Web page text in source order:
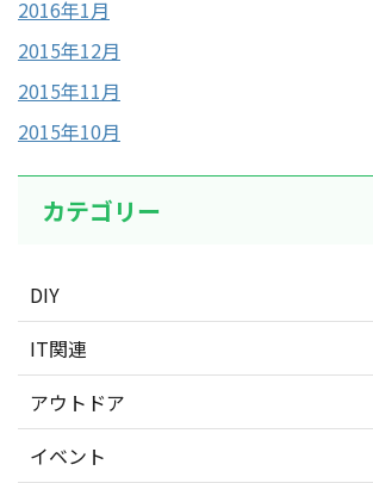
2016年1月
2015年12月
2015年11月
2015年10月
カテゴリー
DIY
IT関連
アウトドア
イベント